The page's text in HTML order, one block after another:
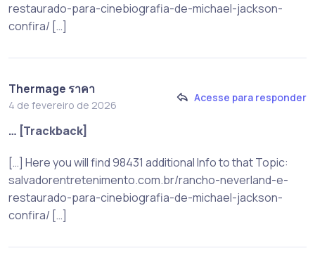
restaurado-para-cinebiografia-de-michael-jackson-
confira/ […]
Thermage ราคา
4 de fevereiro de 2026
Acesse para responder
… [Trackback]
[…] Here you will find 98431 additional Info to that Topic:
salvadorentretenimento.com.br/rancho-neverland-e-
restaurado-para-cinebiografia-de-michael-jackson-
confira/ […]